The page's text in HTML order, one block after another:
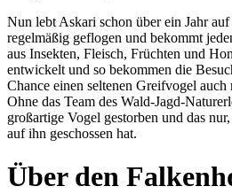
Nun lebt Askari schon über ein Jahr
regelmäßig geflogen und bekommt
aus Insekten, Fleisch, Früchten und
entwickelt und so bekommen die
Chance einen seltenen Greifvogel
Ohne das Team des Wald-Jagd-
großartige Vogel gestorben und das
auf ihn geschossen hat.
Über den